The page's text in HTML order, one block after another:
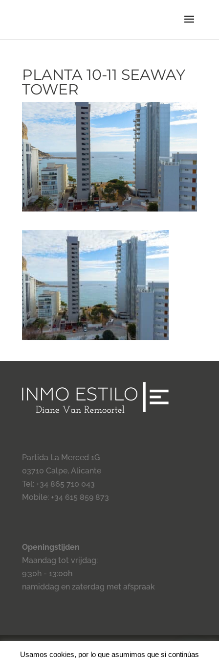
PLANTA 10-11 SEAWAY
TOWER
Partida La Merced 1G
03710 Calpe, Alicante
Tel: +34 865 710 043
Mobile: +34 615 859 873
Openingstijden
Maandag tot vrijdag:
9:30h - 13:00h
namiddag en zaterdag met afspraak
Usamos cookies, por lo que asumimos que si continúas